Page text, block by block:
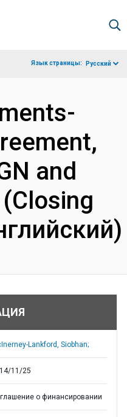
Язык страницы: Русский
and
Lankford, Siobhan;
11/25
о финансировании